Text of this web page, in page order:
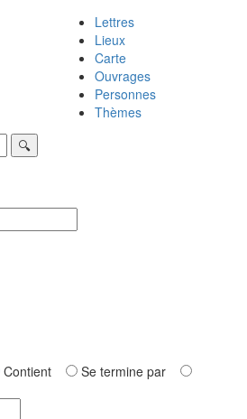
Lettres
Lieux
Carte
Ouvrages
Personnes
Thèmes
Contient
Se termine par